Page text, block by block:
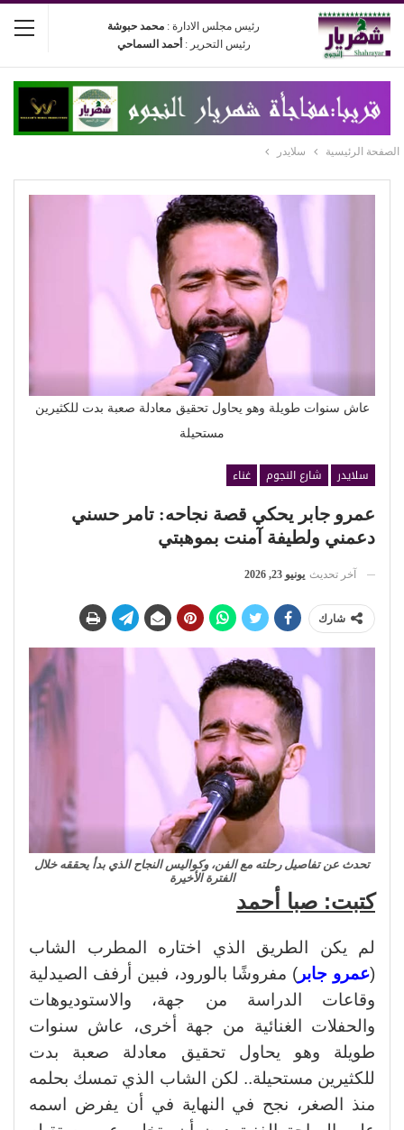
رئيس مجلس الادارة : محمد حبوشة
رئيس التحرير : أحمد السماحي
الصفحة الرئيسية سلايدر
عاش سنوات طويلة وهو يحاول تحقيق معادلة صعبة بدت للكثيرين
مستحيلة
سلايدر شارع النجوم
غناء
عمرو جابر يحكي قصة نجاحه: تامر حسني
دعمني ولطيفة آمنت بموهبتي
آخر تحديث يونيو 23, 2026
شارك
تحدث عن تفاصيل رحلته مع الفن، وكواليس النجاح الذي بدأ يحققه خلال
الفترة الأخيرة
كتبت: صبا أحمد
لم يكن الطريق الذي اختاره المطرب الشاب
(عمرو جابر ) مفروشًا بالورود، فبين أرفف الصيدلية
وقاعات الدراسة من جهة، والاستوديوهات
والحفلات الغنائية من جهة أخرى، عاش سنوات
طويلة وهو يحاول تحقيق معادلة صعبة بدت
للكثيرين مستحيلة.. لكن الشاب الذي تمسك بحلمه
منذ الصغر، نجح في النهاية في أن يفرض اسمه